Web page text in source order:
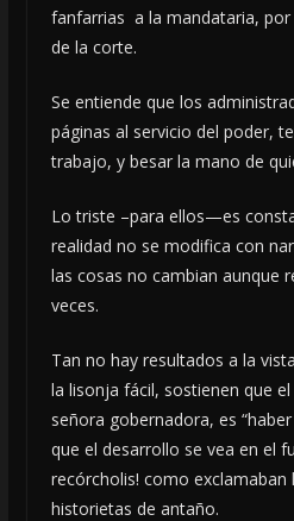
fanfarrias a la mandataria,
de la corte.
Se entiende que los
páginas al servicio del poder,
trabajo, y besar la mano de
Lo triste –para ellos—es
realidad no se modifica con
las cosas no cambian aunque
veces.
Tan no hay resultados a la
la lisonja fácil, sostienen que
señora gobernadora, es
que el desarrollo se vea en el
recórcholis! como exclamaban
historietas de antaño.